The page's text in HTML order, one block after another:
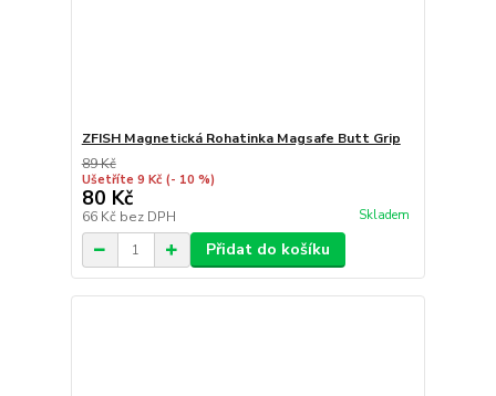
ZFISH Magnetická Rohatinka Magsafe Butt Grip
89 Kč
Ušetříte 9 Kč (- 10 %)
80 Kč
66 Kč bez DPH Skladem
Přidat do košíku